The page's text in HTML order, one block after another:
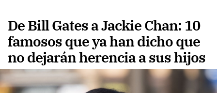
De Bill Gates a Jackie Chan: 10
famosos que ya han dicho que
no dejarán herencia a sus hijos